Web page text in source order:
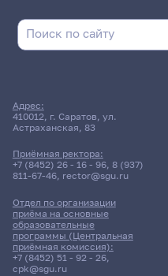
Адрес:
410012, г. Саратов, ул.
Астраханская, 83
Приёмная ректора:
+7 (8452) 26 - 16 - 96, 8 (937)
811-67-46, rector@sgu.ru
Отдел по организации
приёма на основные
образовательные
программы (Центральная
приёмная комиссия):
+7 (8452) 51 - 92 - 26,
cpk@sgu.ru